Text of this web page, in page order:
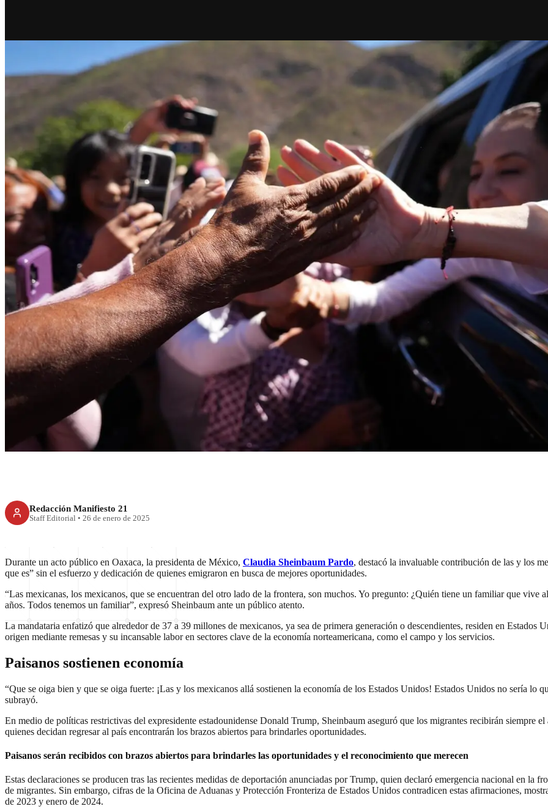
RECIENTE
Sin mexicanos, EU no sería lo que
es: Sheinbaum
Redacción Manifiesto 21
Staff Editorial • 26 de enero de 2025
Durante un acto público en Oaxaca, la presidenta de México, Claudia Sheinbaum Pardo, destacó la invaluable contribución de las y los
que es” sin el esfuerzo y dedicación de quienes emigraron en busca de mejores oportunidades.
“Las mexicanas, los mexicanos, que se encuentran del otro lado de la frontera, son muchos. Yo pregunto: ¿Quién tiene un familiar que vive
años. Todos tenemos un familiar”, expresó Sheinbaum ante un público atento.
La mandataria enfatizó que alrededor de 37 a 39 millones de mexicanos, ya sea de primera generación o descendientes, residen en Estados
origen mediante remesas y su incansable labor en sectores clave de la economía norteamericana, como el campo y los servicios.
Paisanos sostienen economía
“Que se oiga bien y que se oiga fuerte: ¡Las y los mexicanos allá sostienen la economía de los Estados Unidos! Estados Unidos no sería lo
subrayó.
En medio de políticas restrictivas del expresidente estadounidense Donald Trump, Sheinbaum aseguró que los migrantes recibirán siempre
quienes decidan regresar al país encontrarán los brazos abiertos para brindarles oportunidades.
Paisanos serán recibidos con brazos abiertos para brindarles las oportunidades y el reconocimiento que merecen
Estas declaraciones se producen tras las recientes medidas de deportación anunciadas por Trump, quien declaró emergencia nacional en la
de migrantes. Sin embargo, cifras de la Oficina de Aduanas y Protección Fronteriza de Estados Unidos contradicen estas afirmaciones,
de 2023 y enero de 2024.